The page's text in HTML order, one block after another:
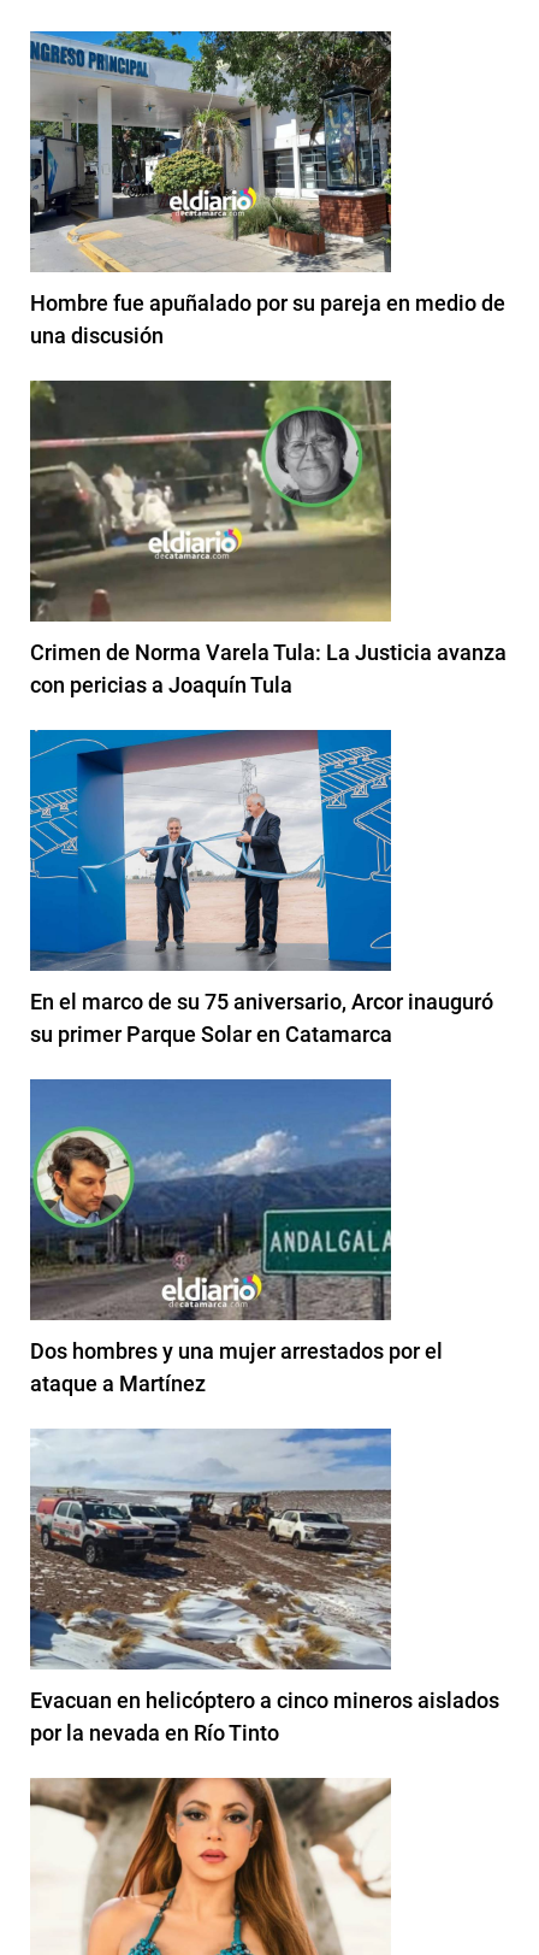
Hombre fue apuñalado por su pareja en medio de
una discusión
Crimen de Norma Varela Tula: La Justicia avanza
con pericias a Joaquín Tula
En el marco de su 75 aniversario, Arcor inauguró
su primer Parque Solar en Catamarca
Dos hombres y una mujer arrestados por el
ataque a Martínez
Evacuan en helicóptero a cinco mineros aislados
por la nevada en Río Tinto